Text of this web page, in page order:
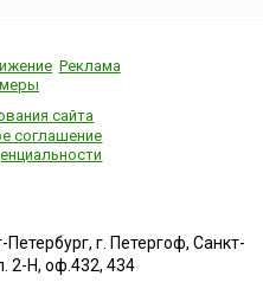
Реклама
сайта
соглашение
г. Петергоф, Санкт-
2-Н, оф.432, 434